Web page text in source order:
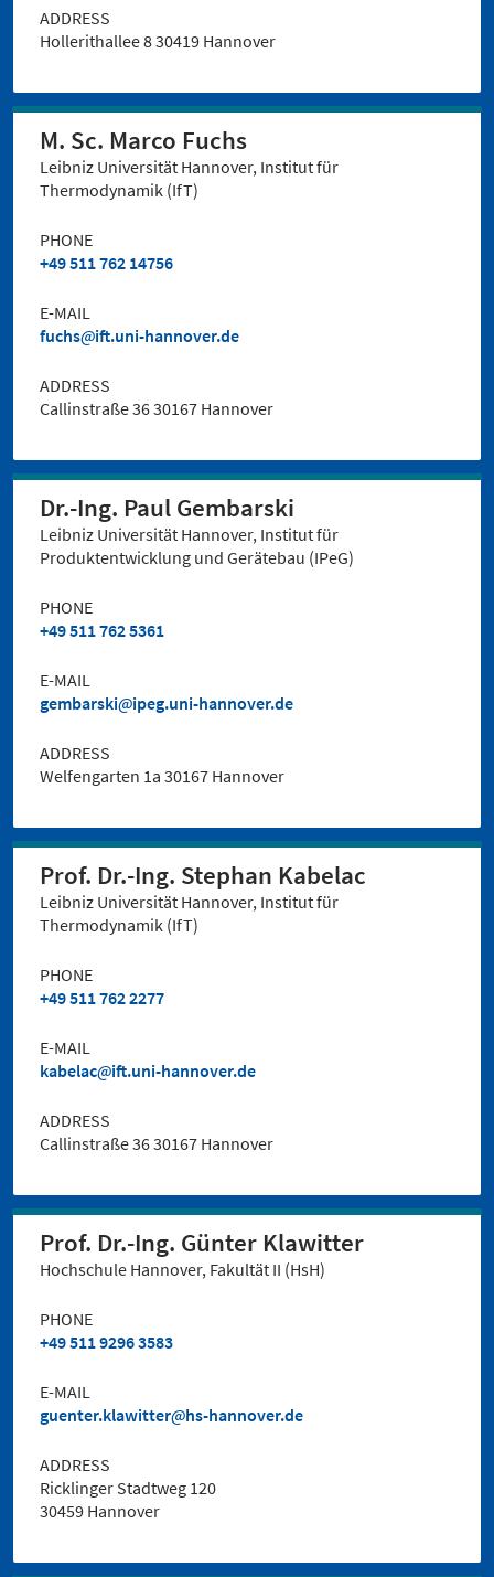
ADDRESS
Hollerithallee 8 30419 Hannover
M. Sc. Marco Fuchs
Leibniz Universität Hannover, Institut für
Thermodynamik (IfT)
PHONE
+49 511 762 14756
E-MAIL
fuchs
ift.uni-hannover.de
ADDRESS
Callinstraße 36 30167 Hannover
Dr.-Ing. Paul Gembarski
Leibniz Universität Hannover, Institut für
Produktentwicklung und Gerätebau (IPeG)
PHONE
+49 511 762 5361
E-MAIL
gembarski
ipeg.uni-hannover.de
ADDRESS
Welfengarten 1a 30167 Hannover
Prof. Dr.-Ing. Stephan Kabelac
Leibniz Universität Hannover, Institut für
Thermodynamik (IfT)
PHONE
+49 511 762 2277
E-MAIL
kabelac
ift.uni-hannover.de
ADDRESS
Callinstraße 36 30167 Hannover
Prof. Dr.-Ing. Günter Klawitter
Hochschule Hannover, Fakultät II (HsH)
PHONE
+49 511 9296 3583
E-MAIL
guenter.klawitter
hs-hannover.de
ADDRESS
Ricklinger Stadtweg 120
30459 Hannover